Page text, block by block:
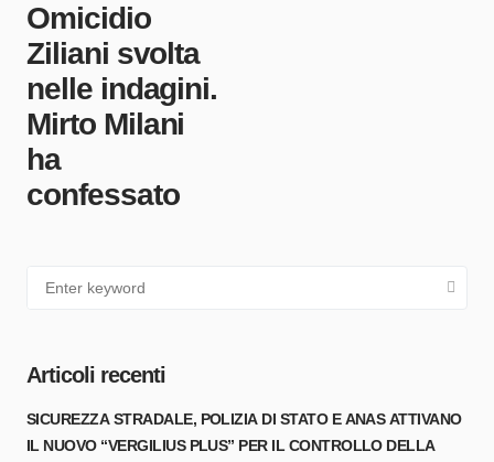
Omicidio
Ziliani svolta
nelle indagini.
Mirto Milani
ha
confessato
Articoli recenti
SICUREZZA STRADALE, POLIZIA DI STATO E ANAS ATTIVANO
IL NUOVO “VERGILIUS PLUS” PER IL CONTROLLO DELLA